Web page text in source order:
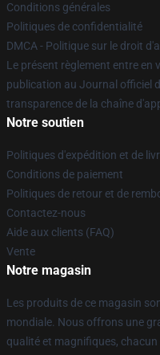
Conditions générales
Politiques de confidentialité
DMCA - Politique sur le droit
Le présent règlement entre en
publication au Journal officiel
transparence de la chaîne
Notre soutien
Politiques d'expédition et de
Conditions de paiement
Politiques de retour et de
Contactez-nous
Aide aux clients (FAQ)
Vente
Notre magasin
Les produits de ce magasin
mondiale. Nous offrons une
qualité et magnifiques,